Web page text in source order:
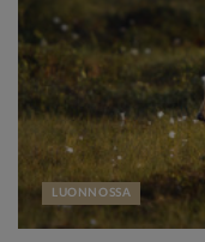
LUONNOSSA